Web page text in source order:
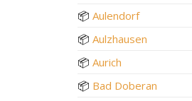
📦 Aulendorf
📦 Aulzhausen
📦 Aurich
📦 Bad Doberan